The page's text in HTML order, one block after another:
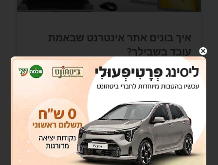
איך בונים אתר אינטרנט שבאמת
עובד בשבילך?
רקעהשקענו הרבה כסף וזמן בנינו אתר באמת יפה
שסוף כל סוף אנו מרוצים ממנו, השקנו את האתר
לפני כחודשיים ואף השקענו בקמפיין ברשתות
החברתיות ונכנסת
READ MORE »
ינואר 8, 2023 אין תגובות